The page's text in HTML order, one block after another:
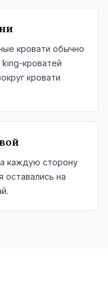
кровати обычно
кроватей
кровати
каждую сторону
оставались на